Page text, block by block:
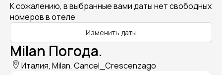
К сожалению, в выбранные вами даты нет свободных
номеров в отеле
Изменить даты
Milan Погода.
Италия, Milan, Cancel_Crescenzago